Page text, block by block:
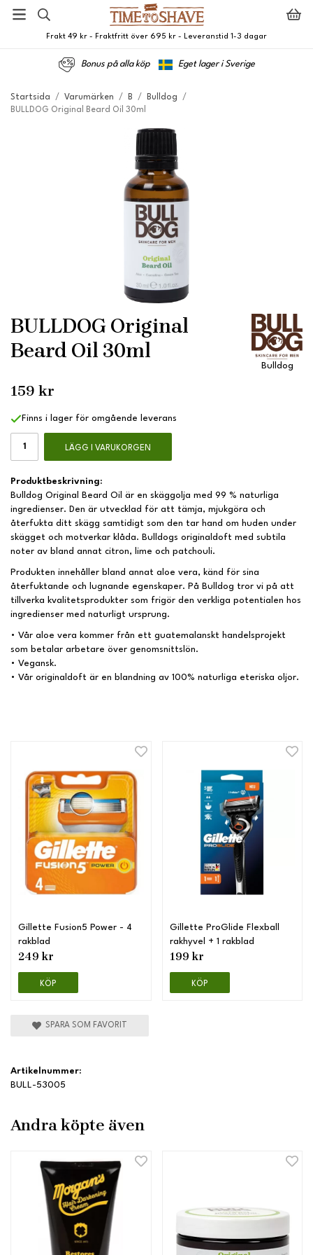
Frakt 49 kr - Fraktfritt över 695 kr - Leveranstid 1-3 dagar
Bonus på alla köp Eget lager i Sverige
Startsida / Varumärken / B / Bulldog
/
BULLDOG Original Beard Oil 30ml
BULLDOG Original
Beard Oil 30ml
Bulldog
159 kr
Finns i lager för omgående leverans
LÄGG I VARUKORGEN
Produktbeskrivning:
Bulldog Original Beard Oil är en skäggolja med 99 % naturliga
ingredienser. Den är utvecklad för att tämja, mjukgöra och
återfukta ditt skägg samtidigt som den tar hand om huden under
skägget och motverkar klåda. Bulldogs originaldoft med subtila
noter av bland annat citron, lime och patchouli.
Produkten innehåller bland annat aloe vera, känd för sina
återfuktande och lugnande egenskaper. På Bulldog tror vi på att
tillverka kvalitetsprodukter som frigör den verkliga potentialen hos
ingredienser med naturligt ursprung.
• Vår aloe vera kommer från ett guatemalanskt handelsprojekt
som betalar arbetare över genomsnittslön.
• Vegansk.
• Vår originaldoft är en blandning av 100% naturliga eteriska oljor.
Gillette Fusion5 Power - 4
rakblad
249 kr
KÖP
Gillette ProGlide Flexball
rakhyvel + 1 rakblad
199 kr
KÖP
SPARA SOM FAVORIT
Artikelnummer:
BULL-53005
Andra köpte även